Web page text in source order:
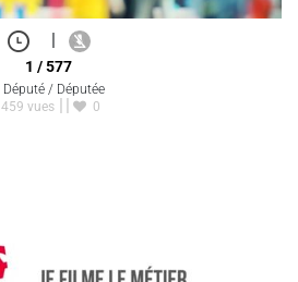
|
1 / 577
Député / Députée
459 vues
0